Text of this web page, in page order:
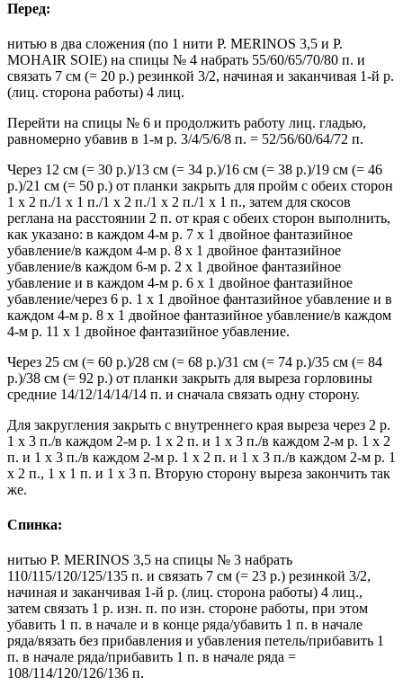
Перед:
нитью в два сложения (по 1 нити P. MERINOS 3,5 и P.
MOHAIR SOIE) на спицы № 4 набрать 55/60/65/70/80 п. и
связать 7 см (= 20 р.) резинкой 3/2, начиная и заканчивая 1-й р.
(лиц. сторона работы) 4 лиц.
Перейти на спицы № 6 и продолжить работу лиц. гладью,
равномерно убавив в 1-м р. 3/4/5/6/8 п. = 52/56/60/64/72 п.
Через 12 см (= 30 р.)/13 см (= 34 р.)/16 см (= 38 р.)/19 см (= 46
р.)/21 см (= 50 р.) от планки закрыть для пройм с обеих сторон
1 х 2 п./1 х 1 п./1 х 2 п./1 х 2 п./1 х 1 п., затем для скосов
реглана на расстоянии 2 п. от края с обеих сторон выполнить,
как указано: в каждом 4-м р. 7 х 1 двойное фантазийное
убавление/в каждом 4-м р. 8 х 1 двойное фантазийное
убавление/в каждом 6-м р. 2 х 1 двойное фантазийное
убавление и в каждом 4-м р. 6 х 1 двойное фантазийное
убавление/через 6 р. 1 х 1 двойное фантазийное убавление и в
каждом 4-м р. 8 х 1 двойное фантазийное убавление/в каждом
4-м р. 11 х 1 двойное фантазийное убавление.
Через 25 см (= 60 р.)/28 см (= 68 р.)/31 см (= 74 р.)/35 см (= 84
р.)/38 см (= 92 р.) от планки закрыть для выреза горловины
средние 14/12/14/14/14 п. и сначала связать одну сторону.
Для закругления закрыть с внутреннего края выреза через 2 р.
1 х 3 п./в каждом 2-м р. 1 х 2 п. и 1 х 3 п./в каждом 2-м р. 1 х 2
п. и 1 х 3 п./в каждом 2-м р. 1 х 2 п. и 1 х 3 п./в каждом 2-м р. 1
х 2 п., 1 х 1 п. и 1 х 3 п. Вторую сторону выреза закончить так
же.
Спинка:
нитью P. MERINOS 3,5 на спицы № 3 набрать
110/115/120/125/135 п. и связать 7 см (= 23 р.) резинкой 3/2,
начиная и заканчивая 1-й р. (лиц. сторона работы) 4 лиц.,
затем связать 1 р. изн. п. по изн. стороне работы, при этом
убавить 1 п. в начале и в конце ряда/убавить 1 п. в начале
ряда/вязать без прибавления и убавления петель/прибавить 1
п. в начале ряда/прибавить 1 п. в начале ряда =
108/114/120/126/136 п.